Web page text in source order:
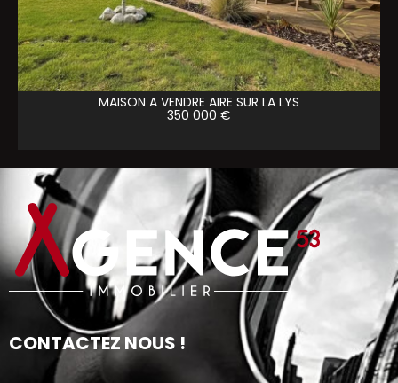
MAISON A VENDRE AIRE SUR LA LYS
350 000 €
CONTACTEZ NOUS !